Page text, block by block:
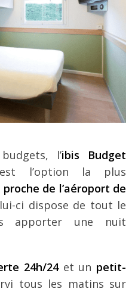
l’ibis Budget
l’option la plus
de l’aéroport de
ci dispose de tout le
apporter une nuit
24h/24et un petit-
tous les matins sur